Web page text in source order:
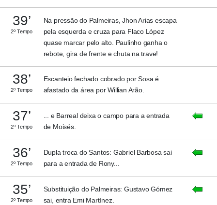
39’
2º Tempo
Na pressão do Palmeiras, Jhon Arias escapa
pela esquerda e cruza para Flaco López
quase marcar pelo alto. Paulinho ganha o
rebote, gira de frente e chuta na trave!
38’
2º Tempo
Escanteio fechado cobrado por Sosa é
afastado da área por Willian Arão.
37’
2º Tempo
... e Barreal deixa o campo para a entrada
de Moisés.
36’
2º Tempo
Dupla troca do Santos: Gabriel Barbosa sai
para a entrada de Rony...
35’
2º Tempo
Substituição do Palmeiras: Gustavo Gómez
sai, entra Emi Martínez.